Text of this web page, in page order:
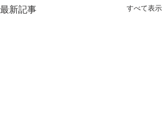
最新記事 すべて表示